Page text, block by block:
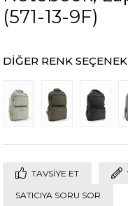
(571-13-9F)
DIĞER RENK
TAVSIYE ET
SATICIYA SORU SOR